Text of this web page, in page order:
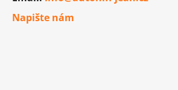
Napište nám